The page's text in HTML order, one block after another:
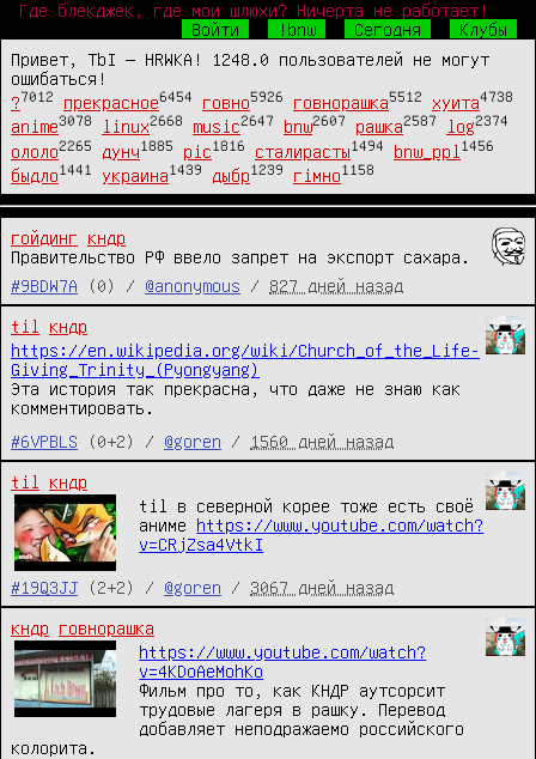
Где блекджек, где мои шлюхи? Ничерта не работает!
Войти
!bnw Сегодня
Клубы
Привет, TbI — HRWKA! 1248.0 пользователей не могут
ошибаться!
?7012 прекрасное6454 говно5926 говнорашка5512 хуита4738
anime3078 linux2668 music2647 bnw2607 рашка2587 log2374
ололо2265 дунч1885 pic1816 сталирасты1494 bnw_ppl 1456
быдло1441 украина1439 дыбр1239 гімно1158
гойдинг
кндр
Правительство РФ ввело запрет на экспорт сахара.
#9BDW7A
(0) / @anonymous / 827 дней назад
til
кндр
https://en.wikipedia.org/wiki/Church_of_the_Life-
Giving_Trinity_(Pyongyang)
Эта история так прекрасна, что даже не знаю как
комментировать.
#6VPBLS
(0+2) / @goren / 1560 дней назад
til
кндр
til в северной корее тоже есть своё
аниме https://www.youtube.com/watch?
v=CRjZsa4VtkI
#19Q3JJ (2+2) / @goren / 3067 дней назад
кндр
говнорашка
https://www.youtube.com/watch?
v=4KDoAeMohKo
Фильм про то, как КНДР аутсорсит
трудовые лагеря в рашку. Перевод
добавляет неподражаемо российского
колорита.